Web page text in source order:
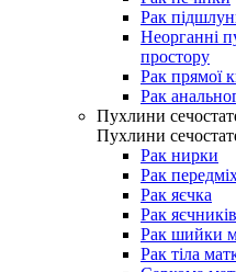
Рак
Неорганні
простору
Рак прямої
Рак
Пухлини
Пухлини
Рак нирки
Рак
Рак яєчка
Рак яєчників
Рак шийки
Рак тіла